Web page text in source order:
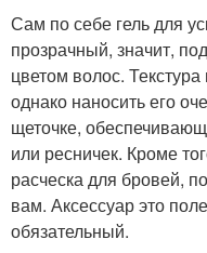
Сам по себе гель для
прозрачный, значит,
цветом волос.
однако наносить его
щеточке,
или ресничек. Кроме
расческа для бровей,
вам. Аксессуар это
обязательный.